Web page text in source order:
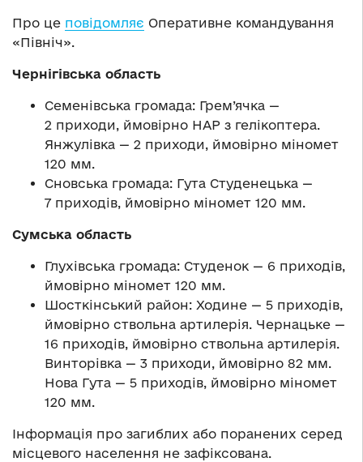
Про це повідомляє Оперативне командування
«Північ».
Чернігівська область
Семенівська громада: Грем’ячка —
2 приходи, ймовірно НАР з гелікоптера.
Янжулівка — 2 приходи, ймовірно міномет
120 мм.
Сновська громада: Гута Студенецька —
7 приходів, ймовірно міномет 120 мм.
Сумська область
Глухівська громада: Студенок — 6 приходів,
ймовірно міномет 120 мм.
Шосткінський район: Ходине — 5 приходів,
ймовірно ствольна артилерія. Чернацьке —
16 приходів, ймовірно ствольна артилерія.
Винторівка — 3 приходи, ймовірно 82 мм.
Нова Гута — 5 приходів, ймовірно міномет
120 мм.
Інформація про загиблих або поранених серед
місцевого населення не зафіксована.